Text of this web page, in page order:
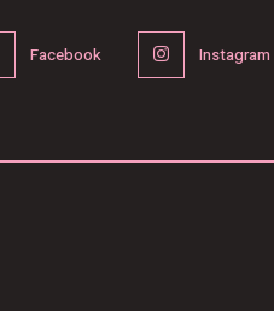
Facebook Instagram